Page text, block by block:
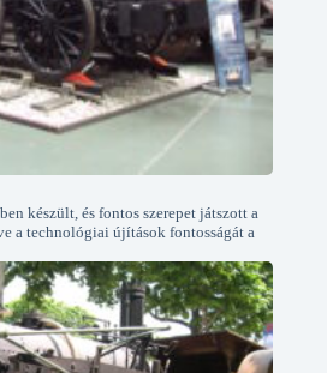
készült, és fontos szerepet játszott a
a technológiai újítások fontosságát a